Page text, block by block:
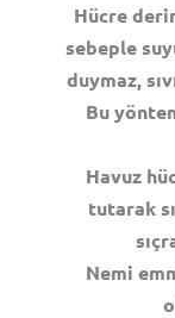
Hücre
sebeple
duymaz,
Bu
Havuz
tutarak
Nemi